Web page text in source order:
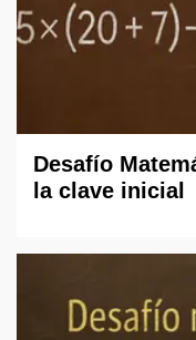
Desafío
la clave inicial